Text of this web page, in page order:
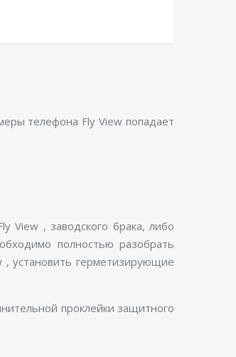
телефона Fly View попадает
View , заводского брака, либо
полностью разобрать
, установить герметизирующие
проклейки защитного